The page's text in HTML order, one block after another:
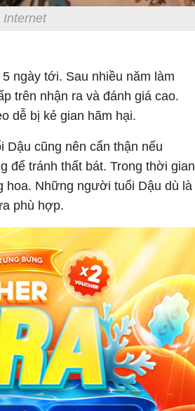
Internet
ngày tới. Sau nhiều năm làm
trên nhận ra và đánh giá cao.
dễ bị kẻ gian hãm hại.
cũng nên cẩn thận nếu
để tránh thất bát. Trong thời gian
hoa. Những người tuổi Dậu dù là
phù hợp.